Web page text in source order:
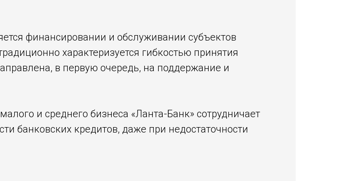
финансировании и обслуживании субъектов
характеризуется гибкостью принятия
в первую очередь, на поддержание и
и среднего бизнеса «Ланта-Банк» сотрудничает
банковских кредитов, даже при недостаточности